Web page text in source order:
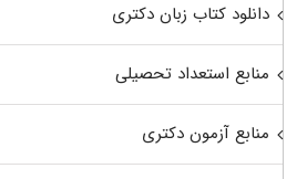
دانلود کتاب زبان دکتری
منابع استعداد تحصیلی
منابع آزمون دکتری